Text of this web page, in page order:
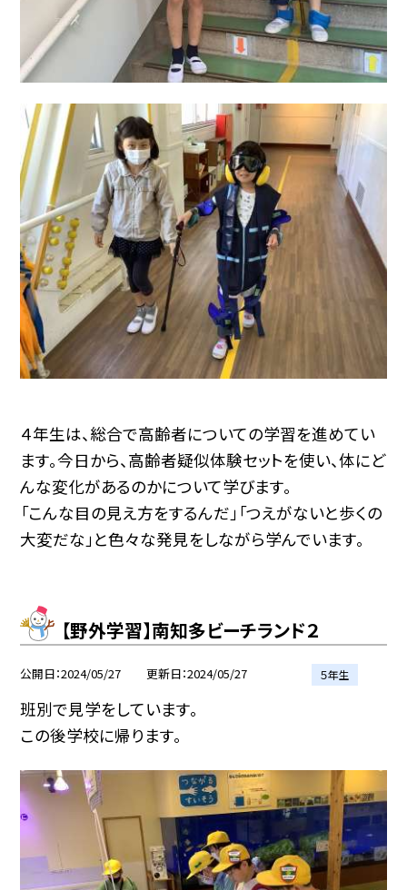
４年生は、総合で高齢者についての学習を進めてい
ます。今日から、高齢者疑似体験セットを使い、体にど
んな変化があるのかについて学びます。
「こんな目の見え方をするんだ」「つえがないと歩くの
大変だな」と色々な発見をしながら学んでいます。
【野外学習】南知多ビーチランド２
公開日 2024/05/27 更新日 2024/05/27 ５年生
班別で見学をしています。
この後学校に帰ります。